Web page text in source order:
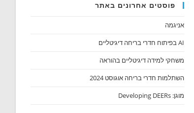
פוסטים אחרונים באתר
אניגמה
AI בפיתוח חדרי בריחה דיגיטליים
משחקי למידה דיגיטליים בהוראה
השתלמות חדרי בריחה אוגוסט 2024
מוגן: Developing DEERs